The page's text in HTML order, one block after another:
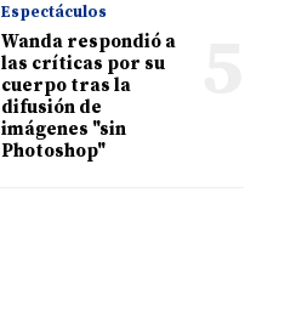
Espectáculos
Wanda respondió a
las críticas por su
cuerpo tras la
difusión de
imágenes "sin
Photoshop"